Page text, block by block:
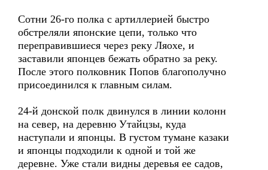
Сотни 26-го полка с артиллерией быстро
обстреляли японские цепи, только что
переправившиеся через реку Ляохе, и
заставили японцев бежать обратно за реку.
После этого полковник Попов благополучно
присоединился к главным силам.
24-й донской полк двинулся в линии колонн
на север, на деревню Утайцзы, куда
наступали и японцы. В густом тумане казаки
и японцы подходили к одной и той же
деревне. Уже стали видны деревья ее садов,